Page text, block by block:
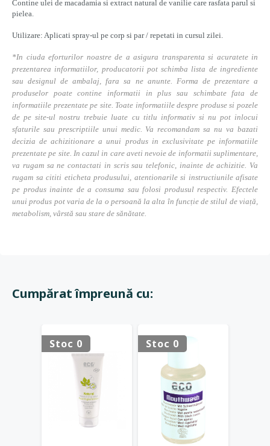
Contine ulei de macadamia si extract natural de vanilie care rasfata parul si
pielea.
Utilizare: Aplicati spray-ul pe corp si par / repetati in cursul zilei.
*In ciuda eforturilor noastre de a asigura transparenta si acuratete in
prezentarea informatiilor, producatorii pot schimba lista de ingrediente
sau designul de ambalaj, fara sa ne anunte. Forma de prezentare a
produselor poate contine informatii in plus sau schimbate fata de
informatiile prezentate pe site. Toate informatiile despre produse si pozele
de pe site-ul nostru trebuie luate cu titlu informativ si nu pot inlocui
sfaturile sau prescriptiile unui medic. Va recomandam sa nu va bazati
decizia de achizitionare a unui produs in exclusivitate pe informatiile
prezentate pe site. In cazul in care aveti nevoie de informatii suplimentare,
va rugam sa ne contactati in scris sau telefonic, inainte de achizitie. Va
rugam sa cititi eticheta produsului, atentionarile si instructiunile afisate
pe produs inainte de a consuma sau folosi produsul respectiv. Efectele
unui produs pot varia de la o persoană la alta în funcție de stilul de viață,
metabolism, vârstă sau stare de sănătate.
Cumpărat împreună cu:
Stoc 0 Stoc 0